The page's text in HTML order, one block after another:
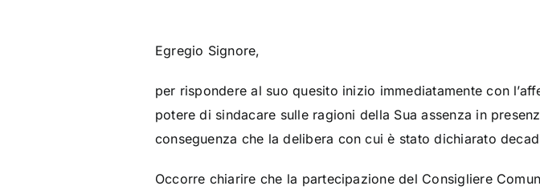
Egregio Signore,
per rispondere al suo quesito inizio immediatamente con
potere di sindacare sulle ragioni della Sua assenza in
conseguenza che la delibera con cui è stato dichiarato
Occorre chiarire che la partecipazione del Consigliere